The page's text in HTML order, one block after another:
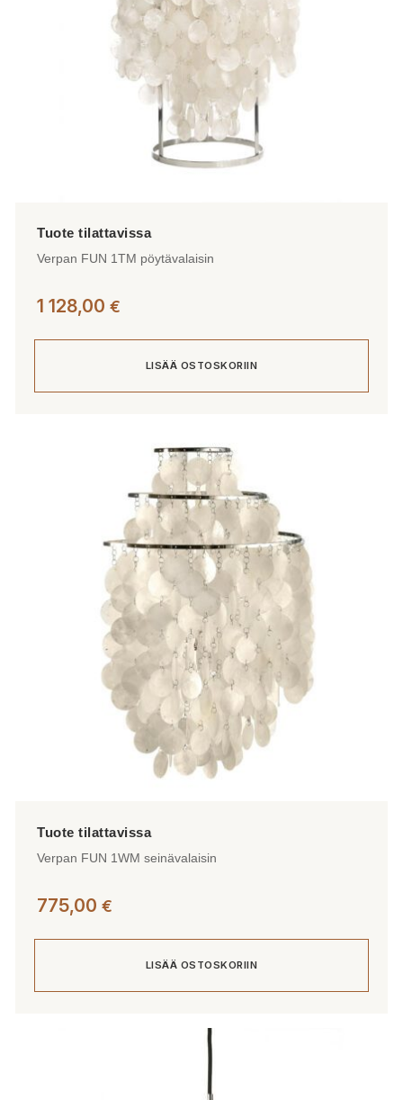
Verpan FUN 1TM pöytävalaisin
1 128,00 €
LISÄÄ OSTOSKORIIN
Verpan FUN 1WM seinävalaisin
775,00 €
LISÄÄ OSTOSKORIIN